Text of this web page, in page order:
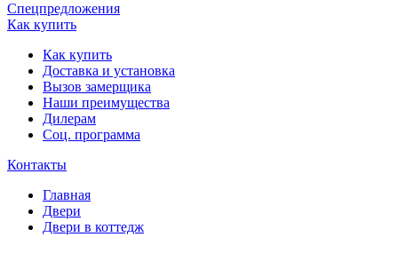
Спецпредложения
Как купить
Как купить
Доставка и установка
Вызов замерщика
Наши преимущества
Дилерам
Соц. программа
Контакты
Главная
Двери
Двери в коттедж